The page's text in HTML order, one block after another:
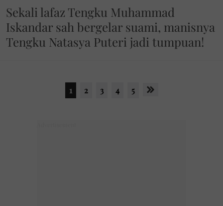
Sekali lafaz Tengku Muhammad
Iskandar sah bergelar suami, manisnya
Tengku Natasya Puteri jadi tumpuan!
1 2 3 4 5